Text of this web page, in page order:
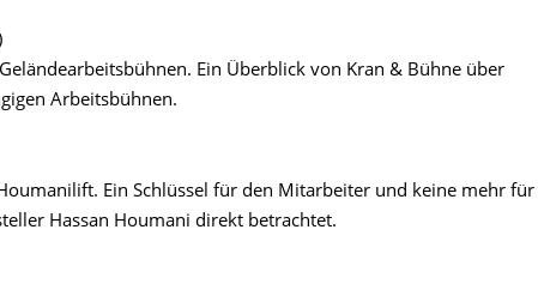
Ein Überblick von Kran & Bühne über
Arbeitsbühnen.
Ein Schlüssel für den Mitarbeiter und keine mehr
Hassan Houmani direkt betrachtet.